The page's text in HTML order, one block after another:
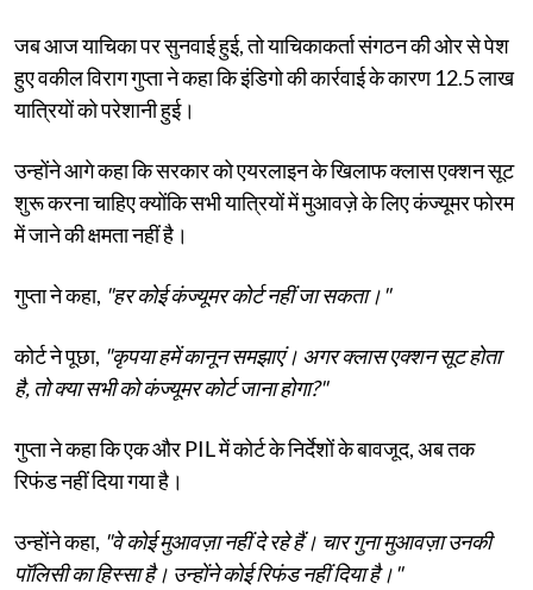
जब आज याचिका पर सुनवाई हुई, तो याचिकाकर्ता संगठन की ओर से पेश
हुए वकील विराग गुप्ता ने कहा कि इंडिगो की कार्रवाई के कारण 12.5 लाख
यात्रियों को परेशानी हुई।
उन्होंने आगे कहा कि सरकार को एयरलाइन के खिलाफ क्लास एक्शन सूट
शुरू करना चाहिए क्योंकि सभी यात्रियों में मुआवज़े के लिए कंज्यूमर फोरम
में जाने की क्षमता नहीं है।
गुप्ता ने कहा, "हर कोई कंज्यूमर कोर्ट नहीं जा सकता।"
कोर्ट ने पूछा, "कृपया हमें कानून समझाएं। अगर क्लास एक्शन सूट होता
है, तो क्या सभी को कंज्यूमर कोर्ट जाना होगा?"
गुप्ता ने कहा कि एक और PIL में कोर्ट के निर्देशों के बावजूद, अब तक
रिफंड नहीं दिया गया है।
उन्होंने कहा, "वे कोई मुआवज़ा नहीं दे रहे हैं। चार गुना मुआवज़ा उनकी
पॉलिसी का हिस्सा है। उन्होंने कोई रिफंड नहीं दिया है।"